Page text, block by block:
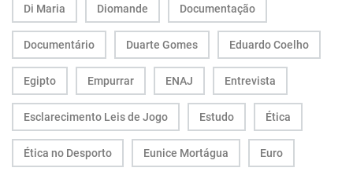
Di Maria Diomande Documentação
Documentário Duarte Gomes Eduardo Coelho
Egipto Empurrar ENAJ Entrevista
Esclarecimento Leis de Jogo Estudo Ética
Ética no Desporto Eunice Mortágua Euro